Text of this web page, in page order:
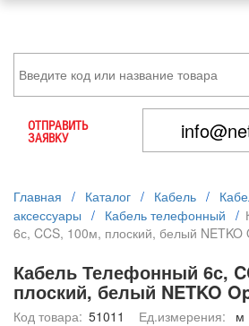
ОТПРАВИТЬ
ЗАЯВКУ
Главная / Каталог / Кабель /
аксессуары / Кабель телефонный /
6с, CCS, 100м, плоский, белый NETKO
Кабель Телефонный 6с,
плоский, белый NETKO
Код товара: 51011 Ед.измерения: м